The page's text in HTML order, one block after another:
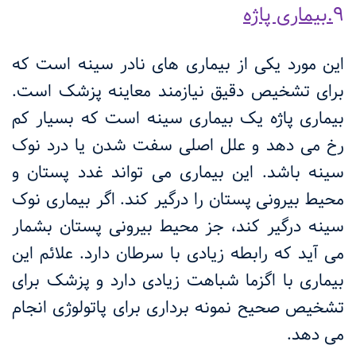
9.بیماری پاژه
این مورد یکی از بیماری های نادر سینه است که
برای تشخیص دقیق نیازمند معاینه پزشک است.
بیماری پاژه یک بیماری سینه است که بسیار کم
رخ می دهد و علل اصلی سفت شدن یا درد نوک
سینه باشد. این بیماری می تواند غدد پستان و
محیط بیرونی پستان را درگیر کند. اگر بیماری نوک
سینه درگیر کند، جز محیط بیرونی پستان بشمار
می آید که رابطه زیادی با سرطان دارد. علائم این
بیماری با اگزما شباهت زیادی دارد و پزشک برای
تشخیص صحیح نمونه برداری برای پاتولوژی انجام
می دهد.